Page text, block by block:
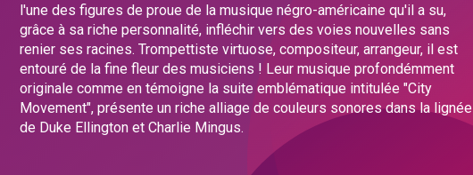
l'une des figures de proue de la musique négro-américaine qu'il a su,
grâce à sa riche personnalité, infléchir vers des voies nouvelles sans
renier ses racines. Trompettiste virtuose, compositeur, arrangeur, il est
entouré de la fine fleur des musiciens ! Leur musique profondémment
originale comme en témoigne la suite emblématique intitulée "City
Movement", présente un riche alliage de couleurs sonores dans la lignée
de Duke Ellington et Charlie Mingus.